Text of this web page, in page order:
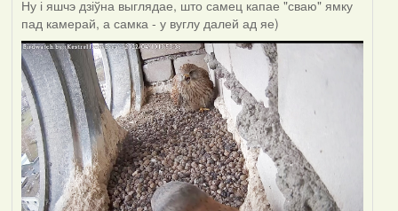
Ну і яшчэ дзіўна выглядае, што самец капае "сваю" ямку
пад камерай, а самка - у вуглу далей ад яе)